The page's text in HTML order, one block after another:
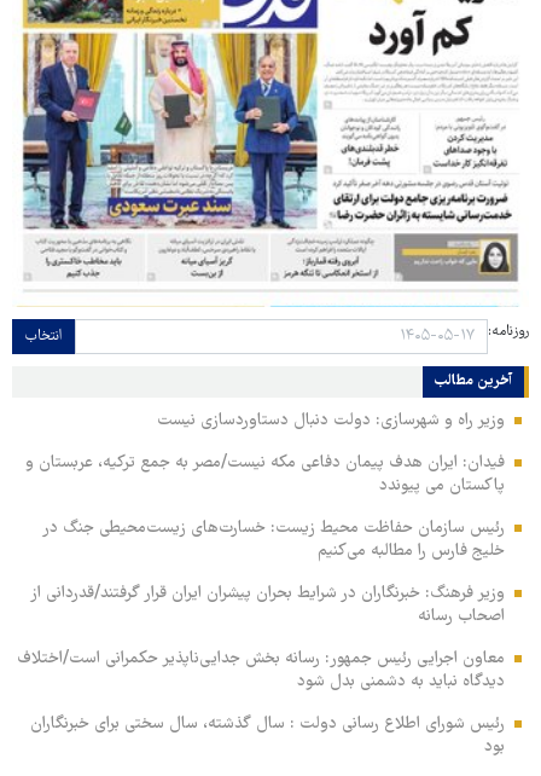
روزنامه: انتخاب
آخرین مطالب
وزیر راه و شهرسازی: دولت دنبال دستاوردسازی نیست
فیدان: ایران هدف پیمان دفاعی مکه نیست/مصر به جمع ترکیه، عربستان و
پاکستان می پیوندد
رئیس سازمان حفاظت محیط زیست: خسارت‌های زیست‌محیطی جنگ در
خلیج فارس را مطالبه‌ می‌کنیم
وزیر فرهنگ: خبرنگاران در شرایط بحران پیشران ایران قرار گرفتند/قدردانی از
اصحاب رسانه
معاون اجرایی رئیس جمهور: رسانه بخش جدایی‌ناپذیر حکمرانی است/اختلاف
دیدگاه نباید به دشمنی بدل شود
رئیس شورای اطلاع رسانی دولت : سال گذشته، سال سختی برای خبرنگاران
بود